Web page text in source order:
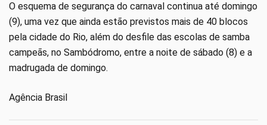
O esquema de segurança do carnaval continua até domingo
(9), uma vez que ainda estão previstos mais de 40 blocos
pela cidade do Rio, além do desfile das escolas de samba
campeãs, no Sambódromo, entre a noite de sábado (8) e a
madrugada de domingo.
Agência Brasil